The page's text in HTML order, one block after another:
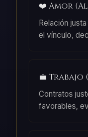
❤️ Amor
Relación
el vínculo,
💼 Trabajo
Contratos
favorables,